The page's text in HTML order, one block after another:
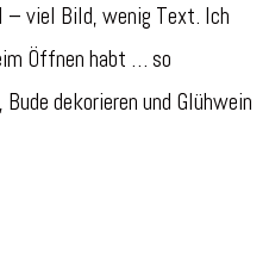
viel Bild, wenig Text. Ich
Öffnen habt … so
dekorieren und Glühwein